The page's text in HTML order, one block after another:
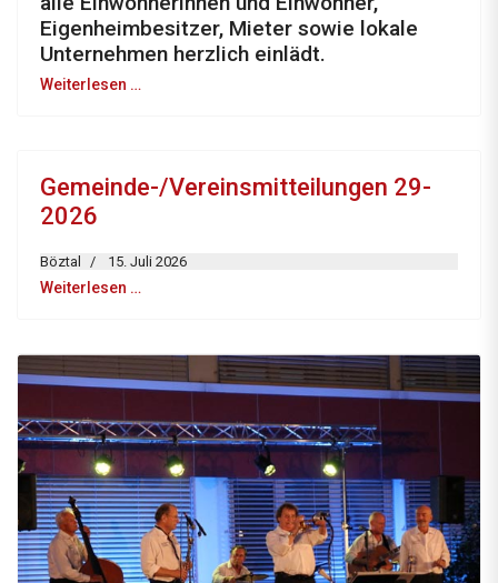
Eigenheimbesitzer, Mieter sowie lokale
Unternehmen herzlich einlädt.
Weiterlesen …
Gemeinde-/Vereinsmitteilungen 29-
2026
Böztal 15. Juli 2026
Weiterlesen …